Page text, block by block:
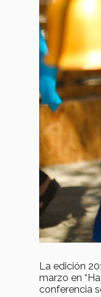
La edición
marzo en
conferencia